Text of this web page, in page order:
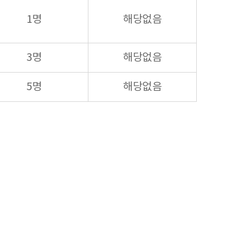
1명 해당없음
3명 해당없음
5명
해당없음